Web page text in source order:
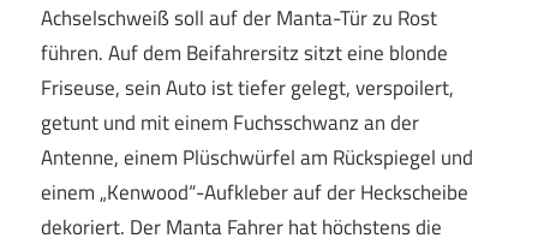
Achselschweiß soll auf der Manta-Tür zu Rost
führen. Auf dem Beifahrersitz sitzt eine blonde
Friseuse, sein Auto ist tiefer gelegt, verspoilert,
getunt und mit einem Fuchsschwanz an der
Antenne, einem Plüschwürfel am Rückspiegel und
einem „Kenwood“-Aufkleber auf der Heckscheibe
dekoriert. Der Manta Fahrer hat höchstens die